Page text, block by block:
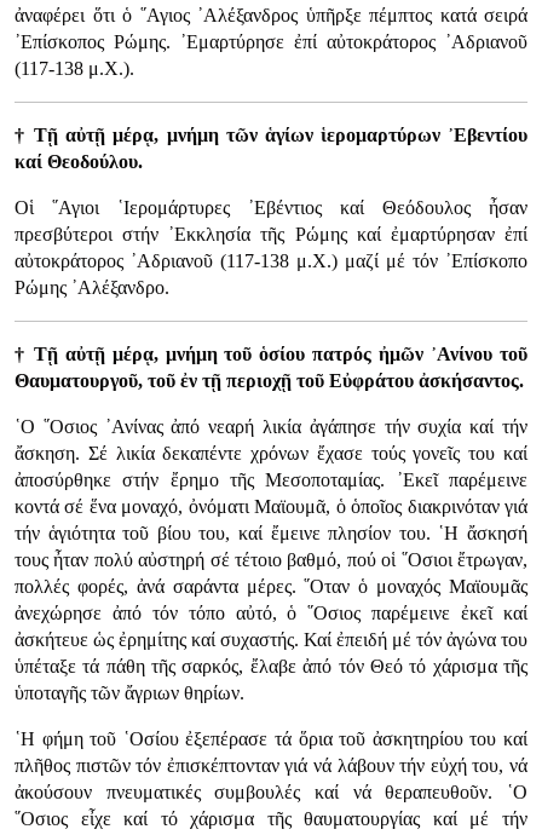
ἀναφέρει ὅτι ὁ ῞Αγιος ᾿Αλέξανδρος ὑπῆρξε πέμπτος κατά σειρά
᾿Επίσκοπος Ρώμης. ᾿Εμαρτύρησε ἐπί αὐτοκράτορος ᾿Αδριανοῦ
(117-138 μ.Χ.).
† Τῇ αὐτῇ μέρᾳ, μνήμη τῶν ἁγίων ἱερομαρτύρων ᾿Εβεντίου
καί Θεοδούλου.
Οἱ ῞Αγιοι ῾Ιερομάρτυρες ᾿Εβέντιος καί Θεόδουλος ἦσαν
πρεσβύτεροι στήν ᾿Εκκλησία τῆς Ρώμης καί ἐμαρτύρησαν ἐπί
αὐτοκράτορος ᾿Αδριανοῦ (117-138 μ.Χ.) μαζί μέ τόν ᾿Επίσκοπο
Ρώμης ᾿Αλέξανδρο.
† Τῇ αὐτῇ μέρᾳ, μνήμη τοῦ ὁσίου πατρός ἠμῶν ᾿Ανίνου τοῦ
Θαυματουργοῦ, τοῦ ἐν τῇ περιοχῇ τοῦ Εὐφράτου ἀσκήσαντος.
῾Ο ῞Οσιος ᾿Ανίνας ἀπό νεαρή λικία ἀγάπησε τήν συχία καί τήν
ἄσκηση. Σέ λικία δεκαπέντε χρόνων ἔχασε τούς γονεῖς του καί
ἀποσύρθηκε στήν ἔρημο τῆς Μεσοποταμίας. ᾿Εκεῖ παρέμεινε
κοντά σέ ἕνα μοναχό, ὀνόματι Μαϊουμᾶ, ὁ ὁποῖος διακρινόταν γιά
τήν ἁγιότητα τοῦ βίου του, καί ἔμεινε πλησίον του. ῾Η ἄσκησή
τους ἦταν πολύ αὐστηρή σέ τέτοιο βαθμό, πού οἱ ῞Οσιοι ἔτρωγαν,
πολλές φορές, ἀνά σαράντα μέρες. ῞Οταν ὁ μοναχός Μαϊουμᾶς
ἀνεχώρησε ἀπό τόν τόπο αὐτό, ὁ ῞Οσιος παρέμεινε ἐκεῖ καί
ἀσκήτευε ὡς ἐρημίτης καί συχαστής. Καί ἐπειδή μέ τόν ἀγώνα του
ὑπέταξε τά πάθη τῆς σαρκός, ἔλαβε ἀπό τόν Θεό τό χάρισμα τῆς
ὑποταγῆς τῶν ἄγριων θηρίων.
῾Η φήμη τοῦ ῾Οσίου ἐξεπέρασε τά ὅρια τοῦ ἀσκητηρίου του καί
πλῆθος πιστῶν τόν ἐπισκέπτονταν γιά νά λάβουν τήν εὐχή του, νά
ἀκούσουν πνευματικές συμβουλές καί νά θεραπευθοῦν. ῾Ο
῞Οσιος εἶχε καί τό χάρισμα τῆς θαυματουργίας καί μέ τήν